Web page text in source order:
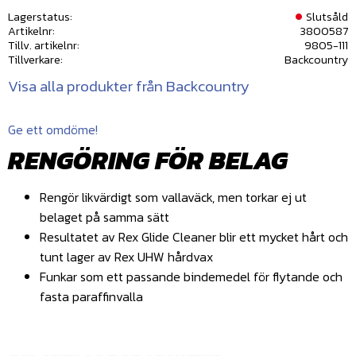
Lagerstatus
Slutsåld
Artikelnr
3800587
Tillv. artikelnr
9805-111
Tillverkare
Backcountry
Visa alla produkter från Backcountry
Ge ett omdöme!
RENGÖRING FÖR BELAG
Rengör likvärdigt som vallaväck, men torkar ej ut
belaget på samma sätt
Resultatet av Rex Glide Cleaner blir ett mycket hårt och
tunt lager av Rex UHW hårdvax
Funkar som ett passande bindemedel för flytande och
fasta paraffinvalla